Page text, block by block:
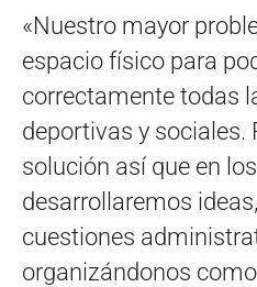
«Nuestro mayor
espacio físico para
correctamente todas
deportivas y sociales.
solución así que en
desarrollaremos
cuestiones
organizándonos